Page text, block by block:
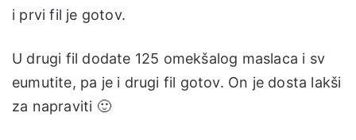
i prvi fil je gotov.
U drugi fil dodate 125 omekšalog maslaca i sv
eumutite, pa je i drugi fil gotov. On je dosta lakši
za napraviti 🙂